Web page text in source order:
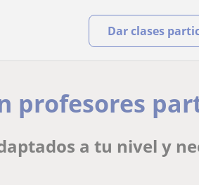
Dar clases
profesores
a tu nivel y